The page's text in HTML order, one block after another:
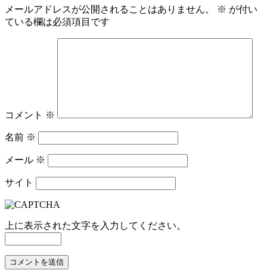
メールアドレスが公開されることはありません。 ※ が付い
ている欄は必須項目です
コメント ※
名前 ※
メール ※
サイト
上に表示された文字を入力してください。